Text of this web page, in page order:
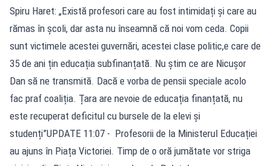
Spiru Haret: „Există profesori care au fost intimidați și care au
rămas în școli, dar asta nu înseamnă că noi vom ceda. Copii
sunt victimele acestei guvernări, acestei clase politic,e care de
35 de ani țin educația subfinanțată. Nu știm ce are Nicușor
Dan să ne transmită. Dacă e vorba de pensii speciale acolo
fac praf coaliția. Țara are nevoie de educația finanțată, nu
este recuperat deficitul cu bursele de la elevi și
studenți”UPDATE 11:07 - Profesorii de la Ministerul Educației
au ajuns în Piața Victoriei. Timp de o oră jumătate vor striga